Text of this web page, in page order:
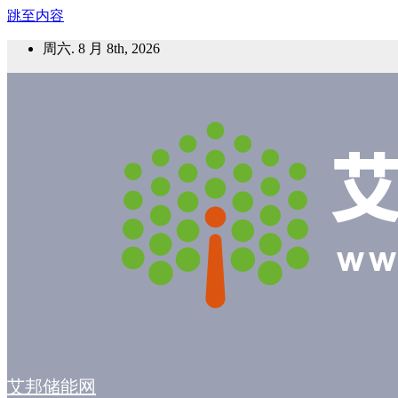
跳至内容
周六. 8 月 8th, 2026
艾邦储能网